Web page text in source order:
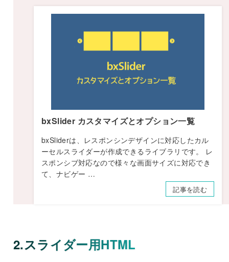
bxSlider カスタマイズとオプション一覧
bxSliderは、レスポンシンデザインに対応したカル
ーセルスライダーが作成できるライブラリです。 レ
スポンシブ対応なので様々な画面サイズに対応でき
て、ナビゲー …
記事を読む
2.スライダー用HTML